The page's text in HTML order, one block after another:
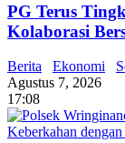
PG Terus
Kolaborasi
Berita Ekonomi
Agustus 7, 2026
17:08